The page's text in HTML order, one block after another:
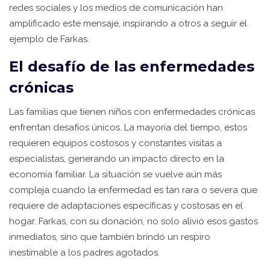
redes sociales y los medios de comunicación han
amplificado este mensaje, inspirando a otros a seguir el
ejemplo de Farkas.
El desafío de las enfermedades
crónicas
Las familias que tienen niños con enfermedades crónicas
enfrentan desafíos únicos. La mayoría del tiempo, estos
requieren equipos costosos y constantes visitas a
especialistas, generando un impacto directo en la
economía familiar. La situación se vuelve aún más
compleja cuando la enfermedad es tan rara o severa que
requiere de adaptaciones específicas y costosas en el
hogar. Farkas, con su donación, no solo alivió esos gastos
inmediatos, sino que también brindó un respiro
inestimable a los padres agotados.